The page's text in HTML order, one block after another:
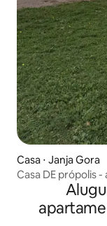
Casa ⋅ Janja Gora
Casa DE própolis